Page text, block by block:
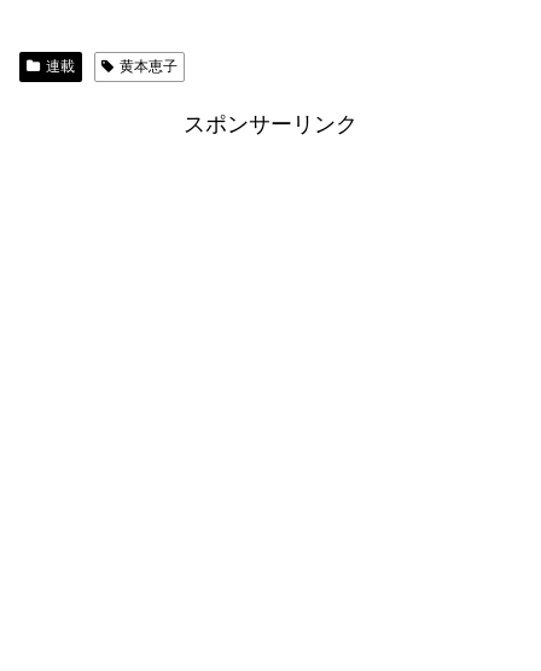
連載 黄本恵子
スポンサーリンク